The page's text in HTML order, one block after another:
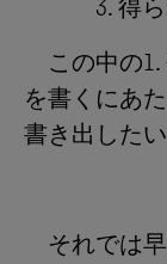
3. 得
この中の1.
を書くにあ
書き出したい
それでは